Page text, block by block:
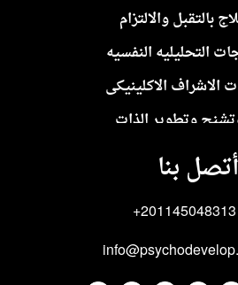
بالتقبل والالتزام
التحليليه النفسيه
الاشراف الاكلينيكى
وتطوير الذات
النفسى الايجابى
العلاجات الانسانيه
الاسريه والزوجيه
والمقاييس النفسيه
أتصل بنا
+201145048313